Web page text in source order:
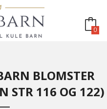
0
BLOMSTER
STR 116 OG 122)